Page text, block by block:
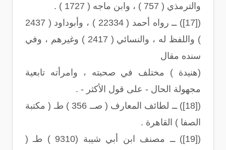
والترمذي ( 757 ) ، وابن ماجه ( 1727 ) .
([17]) ــ رواه أحمد ( 22334 ) ، وأبوداود ( 2437
) واللفظ له ، والنسائي ( 2417 ) وغيرهم ، وفي
سنده مقال
(هنيدة ) مختلف في صحبته ، وامرأته تابعية
مجهولة الحال - على قول الأكثر - .
([18]) ــ لطائف المعارف ( صــ 356 ) طـ ( مكتبة
الصفا ) القاهرة .
([19]) ــ مصنف ابن أبي شيبة (9310 ) طـ (